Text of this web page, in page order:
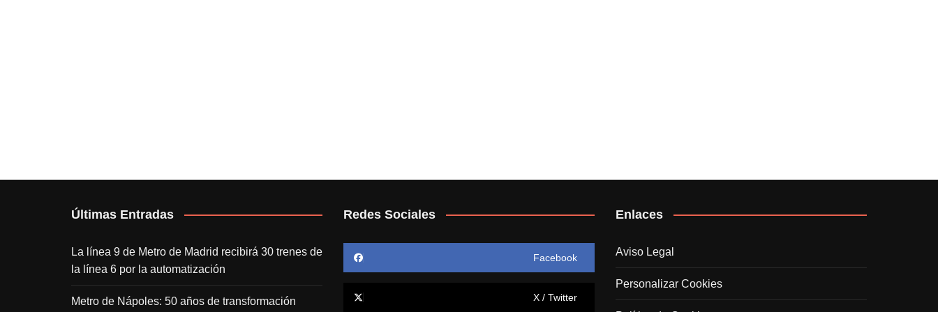
Últimas Entradas
La línea 9 de Metro de Madrid recibirá 30 trenes de
la línea 6 por la automatización
Metro de Nápoles: 50 años de transformación
Redes Sociales
Facebook
X / Twitter
Enlaces
Aviso Legal
Personalizar Cookies